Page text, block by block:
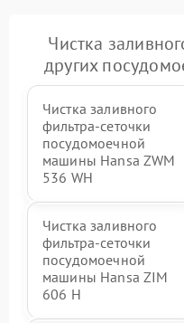
Чистка
других
Чистка заливного
фильтра-сеточки
посудомоечной
машины Hansa ZWM
536 WH
Чистка заливного
фильтра-сеточки
посудомоечной
машины Hansa ZIM
606 Н